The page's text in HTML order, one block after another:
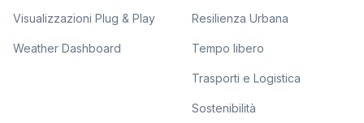
Visualizzazioni Plug & Play
Weather Dashboard
Resilienza Urbana
Tempo libero
Trasporti e Logistica
Sostenibilità